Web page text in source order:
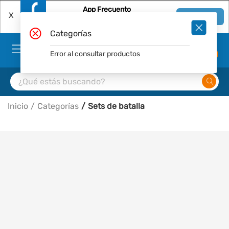
X
App Frecuento
Inicio Categorías Sets de batalla
Categorías
Error al consultar productos